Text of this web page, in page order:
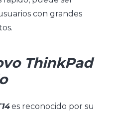
con grandes
ThinkPad
es reconocido por su